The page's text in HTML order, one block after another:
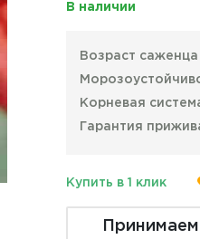
В наличии
Возраст саженца
Корневая
Гарантия
Купить в 1 клик